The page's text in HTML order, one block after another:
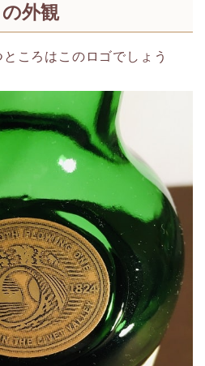
外観
ころはこのロゴでしょう